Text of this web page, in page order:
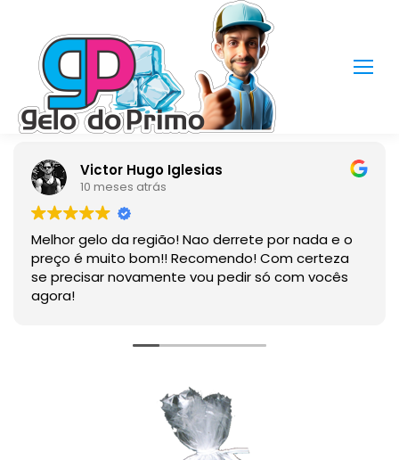
Victor Hugo Iglesias
10 meses atrás
Melhor gelo da região! Nao derrete por nada e o
preço é muito bom!! Recomendo! Com certeza
se precisar novamente vou pedir só com vocês
agora!